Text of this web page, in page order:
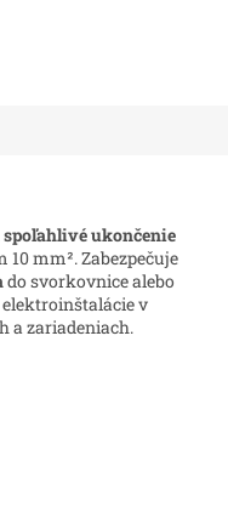
spoľahlivé ukončenie
10 mm². Zabezpečuje
do svorkovnice alebo
v
a zariadeniach.